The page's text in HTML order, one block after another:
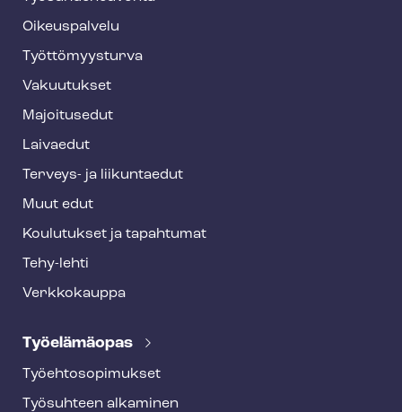
f
o
o
t
e
Oikeuspalvelu
Työt­tö­myys­tur­va
Vakuutukset
Majoitusedut
Laivaedut
Terveys- ja liikuntaedut
Muut edut
Koulutukset ja tapahtumat
Tehy-lehti
Verkkokauppa
Työelämäopas
Työ­eh­to­so­pi­muk­set
Työsuhteen alkaminen